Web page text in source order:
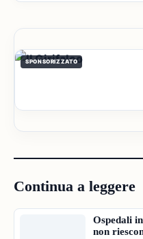
SPONSORIZZATO
Continua a leggere
Ospedali
non